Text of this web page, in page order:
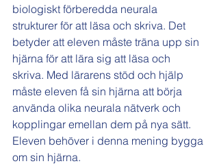
biologiskt förberedda neurala
strukturer för att läsa och skriva. Det
betyder att eleven måste träna upp sin
hjärna för att lära sig att läsa och
skriva. Med lärarens stöd och hjälp
måste eleven få sin hjärna att börja
använda olika neurala nätverk och
kopplingar emellan dem på nya sätt.
Eleven behöver i denna mening bygga
om sin hjärna.